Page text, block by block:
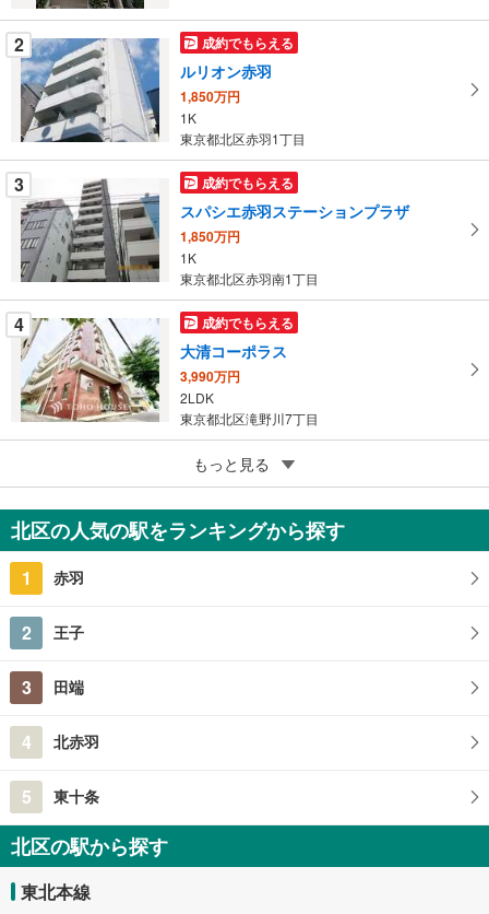
条
件
を
マ
イ
ペ
ー
ジ
に
保
存
る
2 成約でもらえる
ルリオン赤羽
1,850万円
1K
東京都北区赤羽1丁目
3 成約でもらえる
スパシエ赤羽ステーションプラザ
1,850万円
1K
東京都北区赤羽南1丁目
4 成約でもらえる
大清コーポラス
3,990万円
2LDK
東京都北区滝野川7丁目
成約でもらえる
日神パレス東十条
1,920万円
1K
もっと見る
北区の人気の駅をランキングから探す
1 赤羽
2 王子
3 田端
4 北赤羽
5 東十条
北区の駅から探す
東北本線